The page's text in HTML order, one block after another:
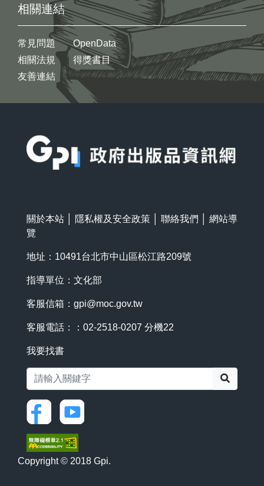
相關連結
常見問題
相關法規
友善連結
OpenData
得獎書目
關於本站 隱私權及安全政策 聯絡我們
網站導
覽
地址：10491台北市中山區松江路209號
指導單位：文化部
客服信箱： gpi@moc.gov.tw
客服電話：：02-2518-0207 分機22
我要找書
Copyright © 2018 Gpi.